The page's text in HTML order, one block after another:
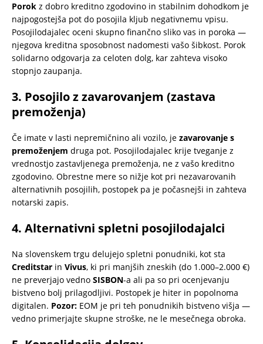
Porok z dobro kreditno zgodovino in stabilnim dohodkom je
najpogostejša pot do posojila kljub negativnemu vpisu.
Posojilodajalec oceni skupno finančno sliko vas in poroka —
njegova kreditna sposobnost nadomesti vašo šibkost. Porok
solidarno odgovarja za celoten dolg, kar zahteva visoko
stopnjo zaupanja.
3. Posojilo z zavarovanjem (zastava
premoženja)
Če imate v lasti nepremičnino ali vozilo, je zavarovanje s
premoženjem druga pot. Posojilodajalec krije tveganje z
vrednostjo zastavljenega premoženja, ne z vašo kreditno
zgodovino. Obrestne mere so nižje kot pri nezavarovanih
alternativnih posojilih, postopek pa je počasnejši in zahteva
notarski zapis.
4. Alternativni spletni posojilodajalci
Na slovenskem trgu delujejo spletni ponudniki, kot sta
Creditstar in Vivus, ki pri manjših zneskih (do 1.000–2.000 €)
ne preverjajo vedno SISBON-a ali pa so pri ocenjevanju
bistveno bolj prilagodljivi. Postopek je hiter in popolnoma
digitalen. Pozor: EOM je pri teh ponudnikih bistveno višja —
vedno primerjajte skupne stroške, ne le mesečnega obroka.